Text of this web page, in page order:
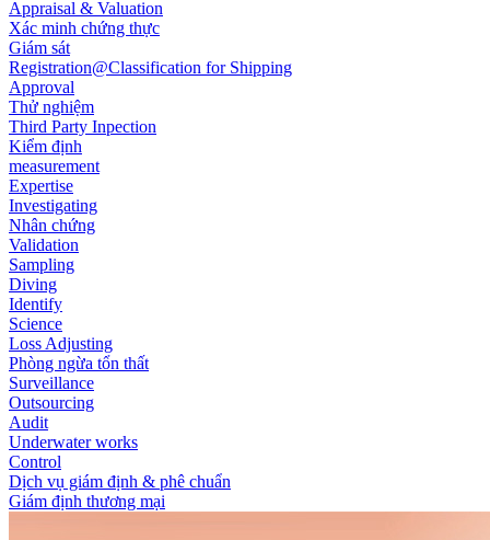
Appraisal & Valuation
Xác minh chứng thực
Giám sát
Registration@Classification for Shipping
Approval
Thử nghiệm
Third Party Inpection
Kiểm định
measurement
Expertise
Investigating
Nhân chứng
Validation
Sampling
Diving
Identify
Science
Loss Adjusting
Phòng ngừa tổn thất
Surveillance
Outsourcing
Audit
Underwater works
Control
Dịch vụ giám định & phê chuẩn
Giám định thương mại